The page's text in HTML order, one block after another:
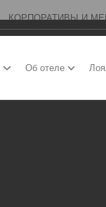
КОРПОРАТИВЫ И
Об отеле